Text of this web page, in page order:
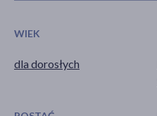
WIEK
dla dorosłych